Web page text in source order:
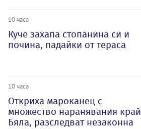
10 часа
Куче захапа стопанина си и
почина, падайки от тераса
10 часа
Откриха мароканец с
множество наранявания край
Бяла, разследват незаконна